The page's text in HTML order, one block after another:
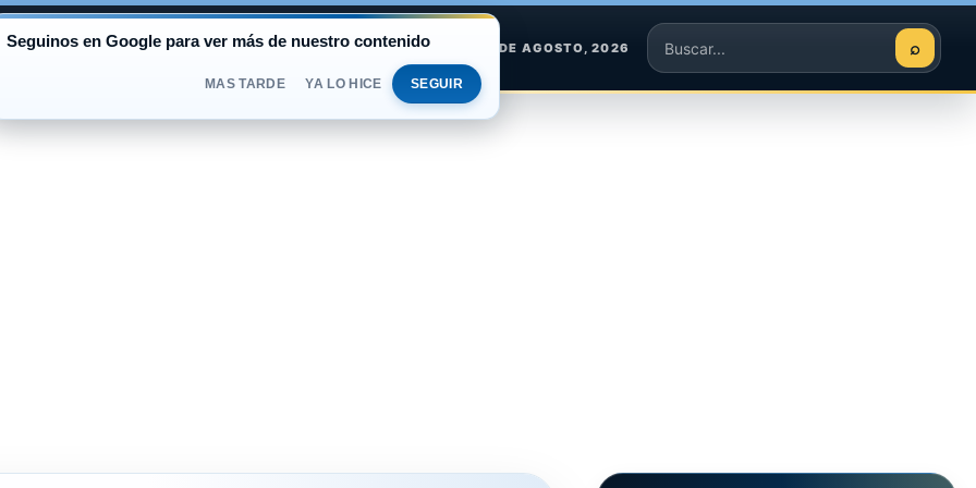
DOLAR BLUE$1.525OFICIAL$1.520 SÁBADO 8 DE AGOSTO, 2026
Buscar
⌕
Seguinos en Google para ver más de nuestro contenido
MAS TARDE YA LO HICE SEGUIR